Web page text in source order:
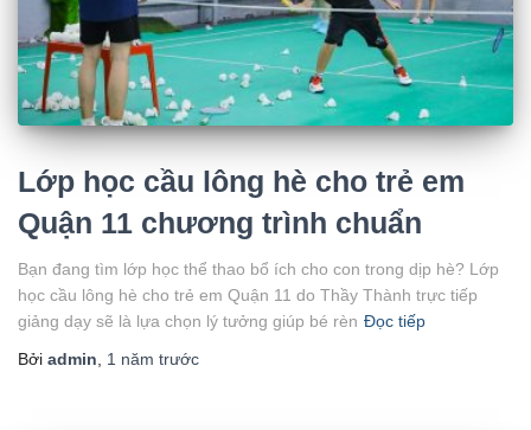
Lớp học cầu lông hè cho trẻ em
Quận 11 chương trình chuẩn
Bạn đang tìm lớp học thể thao bổ ích cho con trong dịp hè? Lớp
học cầu lông hè cho trẻ em Quận 11 do Thầy Thành trực tiếp
giảng dạy sẽ là lựa chọn lý tưởng giúp bé rèn Đọc tiếp
Bởi admin 1 năm trước